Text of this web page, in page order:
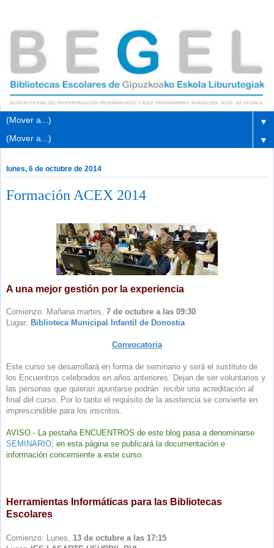
▼
▼
lunes, 6 de octubre de 2014
Formación ACEX 2014
A una mejor gestión por la experiencia
Comienzo: Mañana martes, 7 de octubre a las 09:30
Lugar: Biblioteca Municipal Infantil de Donostia
Convocatoria
Este curso se desarrollará en forma de seminario y será el sustituto de
los Encuentros celebrados en años anteriores. Dejan de ser voluntarios y
las personas que quieran apuntarse podrán recibir una acreditación al
final del curso. Por lo tanto el requisito de la asistencia se convierte en
imprescindible para los inscritos.
AVISO.- La pestaña ENCUENTROS de este blog pasa a denominarse
SEMINARIO; en esta página se publicará la documentación e
información concerniente a este curso.
Herramientas Informáticas para las Bibliotecas
Escolares
Comienzo: Lunes, 13 de octubre a las 17:15